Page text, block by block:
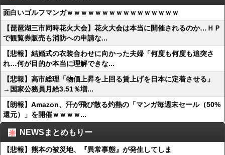
面白いゴルフマンガｗｗｗｗｗｗｗｗｗｗｗｗｗｗｗｗ
【琵琶湖三市同時花火大会】花火大会は本当に開催されるのか…ＨＰ
で観覧券販売も消防への申請な...
【悲報】結婚式の衣装合わせに向かった夫婦「何度も何度も追突さ
れ…何が目的か本当に理解できな...
【悲報】高市総理「物価上昇を上回る賃上げを日本に定着させる」
→国家公務員月給3.51％増...
【朗報】Amazon、汗が飛び散る灼熱の「マンガ毎週末セール（50%
還元）」を開催ｗｗｗｗ...
NEWSまとめもりー
【悲報】熊本の被災地、『異常事態』が発生してしま